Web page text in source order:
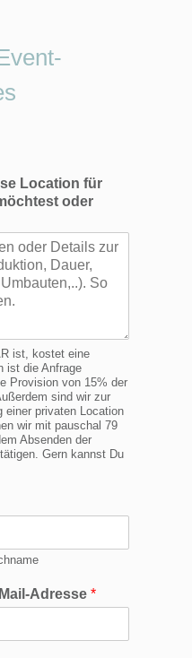
Location für
oder
ist, kostet eine
ist die Anfrage
Provision von 15% der
sind wir zur
einer privaten Location
wir mit pauschal 79
Absenden der
Gern kannst Du
Adresse *